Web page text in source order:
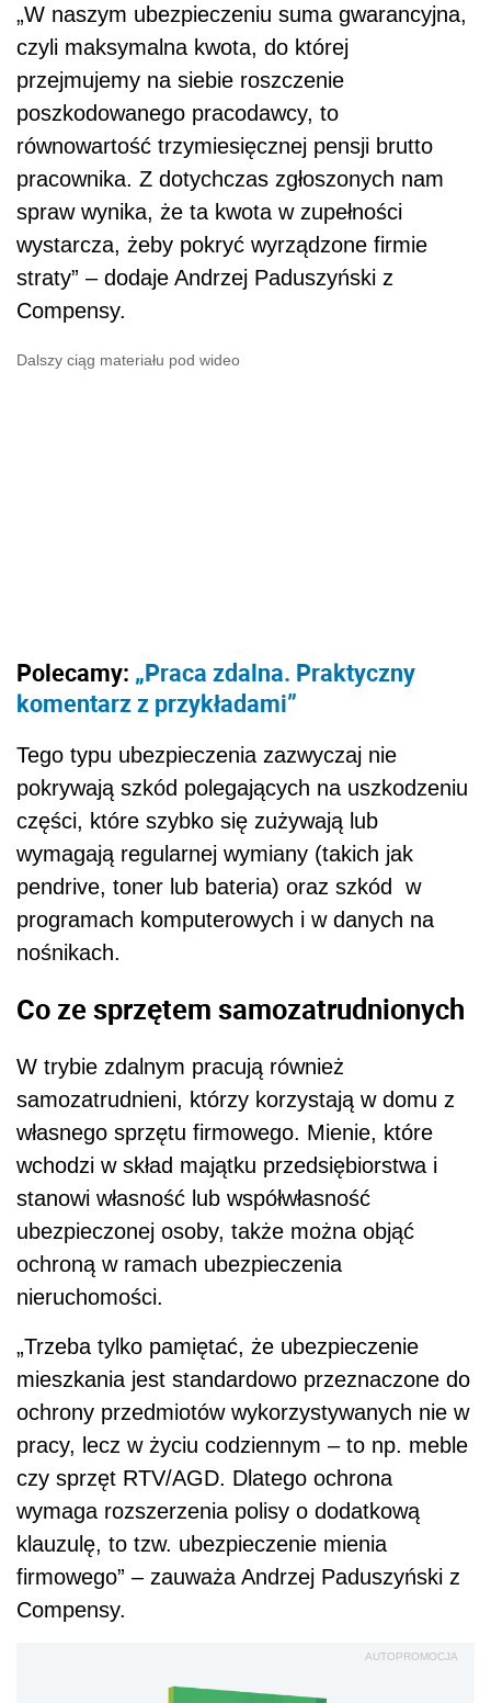
Compensy.
Dalszy ciąg materiału pod wideo
Polecamy:„Praca zdalna. Praktyczny
Co ze sprzętem samozatrudnionych
W trybie zdalnym pracują również
samozatrudnieni, którzy korzystają w domu z
własnego sprzętu firmowego. Mienie, które
wchodzi w skład majątku przedsiębiorstwa i
stanowi własność lub współwłasność
ubezpieczonej osoby, także można objąć
ochroną w ramach ubezpieczenia
nieruchomości.
mieszkania jest standardowo przeznaczone do
ochrony przedmiotów wykorzystywanych nie w
pracy, lecz w życiu codziennym – to np. meble
czy sprzęt RTV/AGD. Dlatego ochrona
wymaga rozszerzenia polisy o dodatkową
klauzulę, to tzw. ubezpieczenie mienia
firmowego”
– zauważa Andrzej Paduszyński z